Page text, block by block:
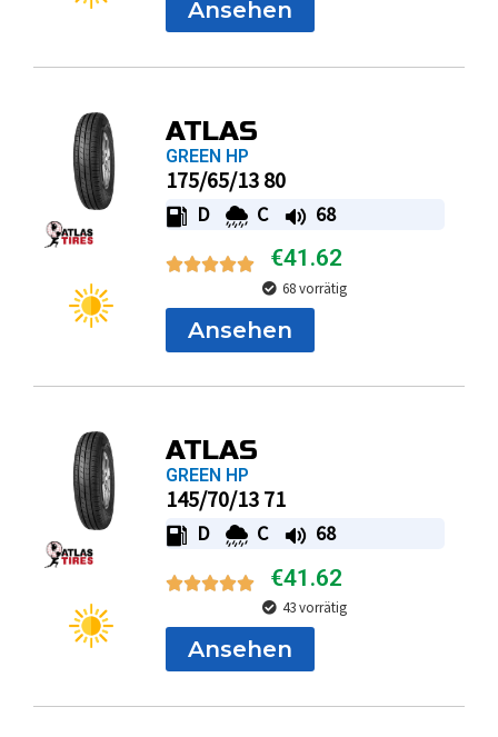
Ansehen
ATLAS
GREEN HP
175/65/13 80
D C 68
€41.62
68 vorrätig
Ansehen
ATLAS
GREEN HP
145/70/13 71
D C 68
€41.62
43 vorrätig
Ansehen